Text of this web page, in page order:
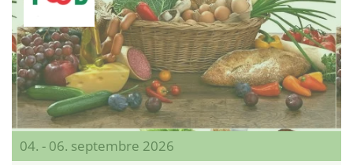
04. - 06. septembre 2026